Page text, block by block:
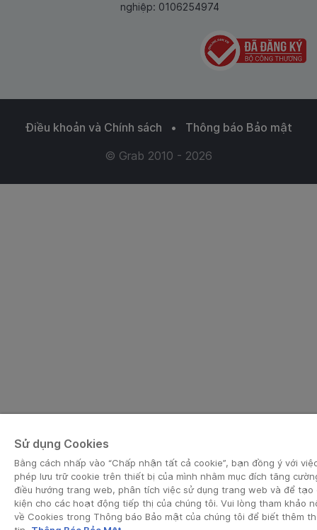
nghiệp: 0106254974
Điều khoản và Chính sách •
Thông báo Bảo mật
© Grab 2010 - 2026
Sử dụng Cookies
Bằng cách nhấp vào “Chấp nhận tất cả cookie”, bạn đồng ý với
phép lưu trữ cookie trên thiết bị của mình nhằm mục đích tăng
điều hướng trang web, phân tích việc sử dụng trang web và để tạo
kiện cho các hoạt động tiếp thị của chúng tôi. Vui lòng tham khảo
về Cookies trong Thông báo Bảo mật của chúng tôi để biết thêm